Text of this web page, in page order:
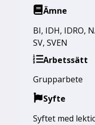
Ämne
BI, IDH, IDRO,
SV, SVEN
Arbetssätt
Grupparbete
Syfte
Syftet med